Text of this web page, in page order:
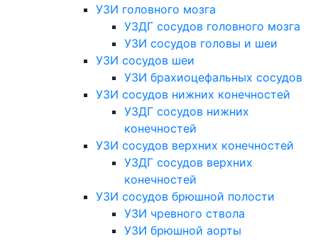
УЗИ головного мозга
УЗДГ сосудов головного мозга
УЗИ сосудов головы и шеи
УЗИ сосудов шеи
УЗИ брахиоцефальных сосудов
УЗИ сосудов нижних конечностей
УЗДГ сосудов нижних
конечностей
УЗИ сосудов верхних конечностей
УЗДГ сосудов верхних
конечностей
УЗИ сосудов брюшной полости
УЗИ чревного ствола
УЗИ брюшной аорты